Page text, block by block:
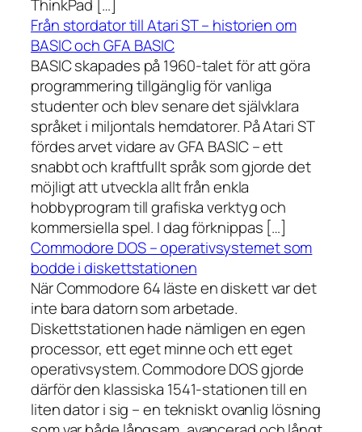
ThinkPad […]
Från stordator till Atari ST – historien om
BASIC och GFA BASIC
BASIC skapades på 1960-talet för att göra
programmering tillgänglig för vanliga
studenter och blev senare det självklara
språket i miljontals hemdatorer. På Atari ST
fördes arvet vidare av GFA BASIC – ett
snabbt och kraftfullt språk som gjorde det
möjligt att utveckla allt från enkla
hobbyprogram till grafiska verktyg och
kommersiella spel. I dag förknippas […]
Commodore DOS – operativsystemet som
bodde i diskettstationen
När Commodore 64 läste en diskett var det
inte bara datorn som arbetade.
Diskettstationen hade nämligen en egen
processor, ett eget minne och ett eget
operativsystem. Commodore DOS gjorde
därför den klassiska 1541-stationen till en
liten dator i sig – en tekniskt ovanlig lösning